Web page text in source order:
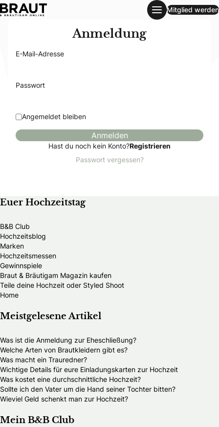
Mitglied werden
Anmeldung
E-Mail-Adresse
Passwort
Angemeldet bleiben
Hast du noch kein Konto?Registrieren
Passwort vergessen?
Euer Hochzeitstag
B&B Club
Hochzeitsblog
Marken
Hochzeitsmessen
Gewinnspiele
Braut & Bräutigam Magazin kaufen
Teile deine Hochzeit oder Styled Shoot
Home
Meistgelesene Artikel
Was ist die Anmeldung zur Eheschließung?
Welche Arten von Brautkleidern gibt es?
Was macht ein Trauredner?
Wichtige Details für eure Einladungskarten zur Hochzeit
Was kostet eine durchschnittliche Hochzeit?
Sollte ich den Vater um die Hand seiner Tochter bitten?
Wieviel Geld schenkt man zur Hochzeit?
Mein B&B Club